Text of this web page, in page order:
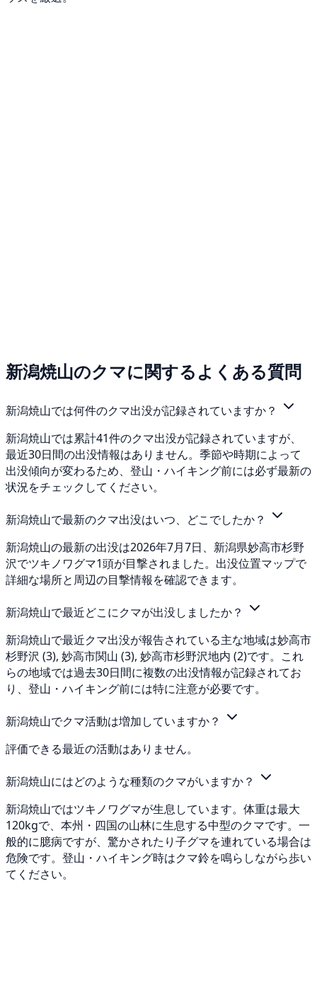
新潟焼山のクマに関するよくある質問
新潟焼山では何件のクマ出没が記録されていますか？
新潟焼山では累計41件のクマ出没が記録されていますが、
最近30日間の出没情報はありません。季節や時期によって
出没傾向が変わるため、登山・ハイキング前には必ず最新の
状況をチェックしてください。
新潟焼山で最新のクマ出没はいつ、どこでしたか？
新潟焼山の最新の出没は2026年7月7日、新潟県妙高市杉野
沢でツキノワグマ1頭が目撃されました。出没位置マップで
詳細な場所と周辺の目撃情報を確認できます。
新潟焼山で最近どこにクマが出没しましたか？
新潟焼山で最近クマ出没が報告されている主な地域は妙高市
杉野沢 (3), 妙高市関山 (3), 妙高市杉野沢地内 (2)です。これ
らの地域では過去30日間に複数の出没情報が記録されてお
り、登山・ハイキング前には特に注意が必要です。
新潟焼山でクマ活動は増加していますか？
評価できる最近の活動はありません。
新潟焼山にはどのような種類のクマがいますか？
新潟焼山ではツキノワグマが生息しています。体重は最大
120kgで、本州・四国の山林に生息する中型のクマです。一
般的に臆病ですが、驚かされたり子グマを連れている場合は
危険です。登山・ハイキング時はクマ鈴を鳴らしながら歩い
てください。